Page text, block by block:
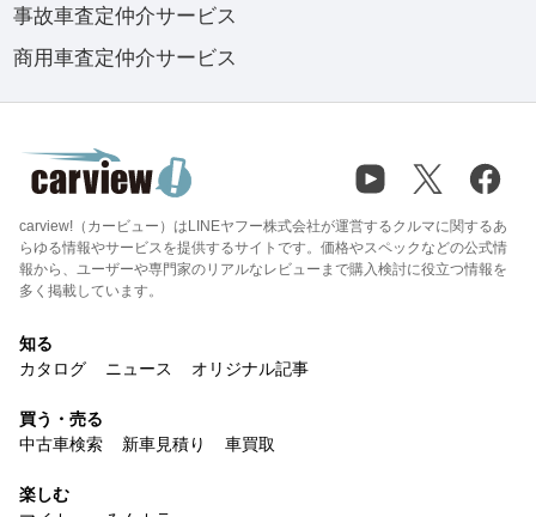
事故車査定仲介サービス
商用車査定仲介サービス
carview!（カービュー）はLINEヤフー株式会社が運営するクルマに関するあ
らゆる情報やサービスを提供するサイトです。価格やスペックなどの公式情
報から、ユーザーや専門家のリアルなレビューまで購入検討に役立つ情報を
多く掲載しています。
知る
カタログ
ニュース オリジナル記事
買う・売る
中古車検索
新車見積り 車買取
楽しむ